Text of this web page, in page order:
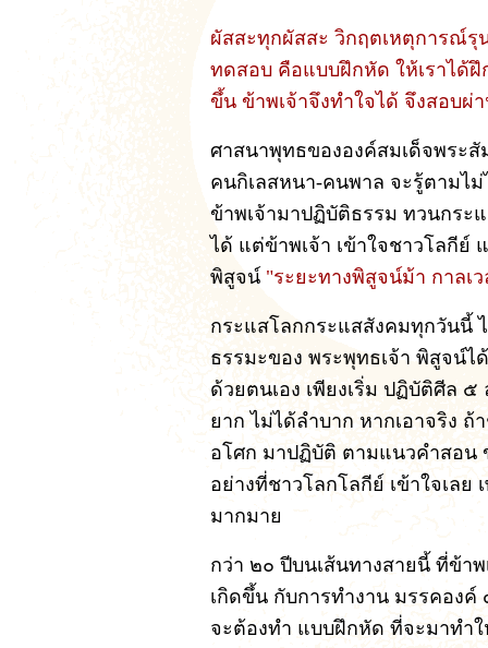
ผัสสะทุกผัสสะ วิกฤตเหตุการณ์รุ
ทดสอบ คือแบบฝึกหัด ให้เราได้ฝึ
ขึ้น ข้าพเจ้าจึงทำใจได้ จึงสอบผ่
ศาสนาพุทธขององค์สมเด็จพระ
คนกิเลสหนา-คนพาล จะรู้ตามไม่
ข้าพเจ้ามาปฏิบัติธรรม ทวนกระ
ได้ แต่ข้าพเจ้า เข้าใจชาวโลกีย์
พิสูจน์ "ระยะทางพิสูจน์ม้า กาลเ
กระแสโลกกระแสสังคมทุกวันนี้
ธรรมะของ พระพุทธเจ้า พิสูจน์ไ
ด้วยตนเอง เพียงเริ่ม ปฏิบัติศีล
ยาก ไม่ได้ลำบาก หากเอาจริง
อโศก มาปฏิบัติ ตามแนวคำสอน
อย่างที่ชาวโลกโลกีย์ เข้าใจเลย
มากมาย
กว่า ๒๐ ปีบนเส้นทางสายนี้ ที่ข้า
เกิดขึ้น กับการทำงาน มรรคอง
จะต้องทำ แบบฝึกหัด ที่จะมาทำ